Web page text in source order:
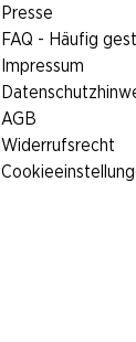
Presse
FAQ - Häufig
Impressum
AGB
Widerrufsrecht